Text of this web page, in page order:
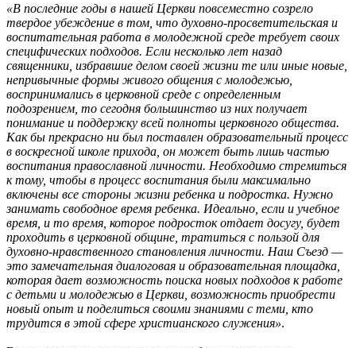
«В последние годы в нашей Церкви повсеместно созрело
твердое убеждение в том, что духовно-просветительская и
воспитательная работа в молодежной среде требует своих
специфических подходов. Если несколько лет назад
священники, избравшие делом своей жизни те или иные новые,
непривычные формы живого общения с молодежью,
воспринимались в церковной среде с определенным
подозрением, то сегодня большинство из них получает
понимание и поддержку всей полноты церковного общества.
Как бы прекрасно ни был поставлен образовательный процесс
в воскресной школе прихода, он может быть лишь частью
воспитания православной личности. Необходимо стремиться
к тому, чтобы в процесс воспитания были максимально
включены все стороны жизни ребенка и подростка. Нужно
занимать свободное время ребенка. Идеально, если и учебное
время, и то время, которое подросток отдает досугу, будет
проходить в церковной общине, тратиться с пользой для
духовно-нравственного становления личности. Наш Съезд —
это замечательная диалоговая и образовательная площадка,
которая дает возможность поиска новых подходов к работе
с детьми и молодежью в Церкви, возможность приобрести
новый опыт и поделиться своими знаниями с теми, кто
трудится в этой сфере христианского служения».